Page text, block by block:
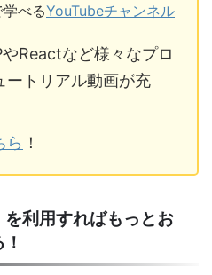
学べるYouTubeチャンネル
Reactなど様々なプロ
ートリアル動画が充
ら ！
を利用すればもっとお